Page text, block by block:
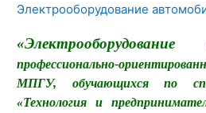
Электрооборудование
профессионально-
МПГУ, обучающихся по
«Технология и